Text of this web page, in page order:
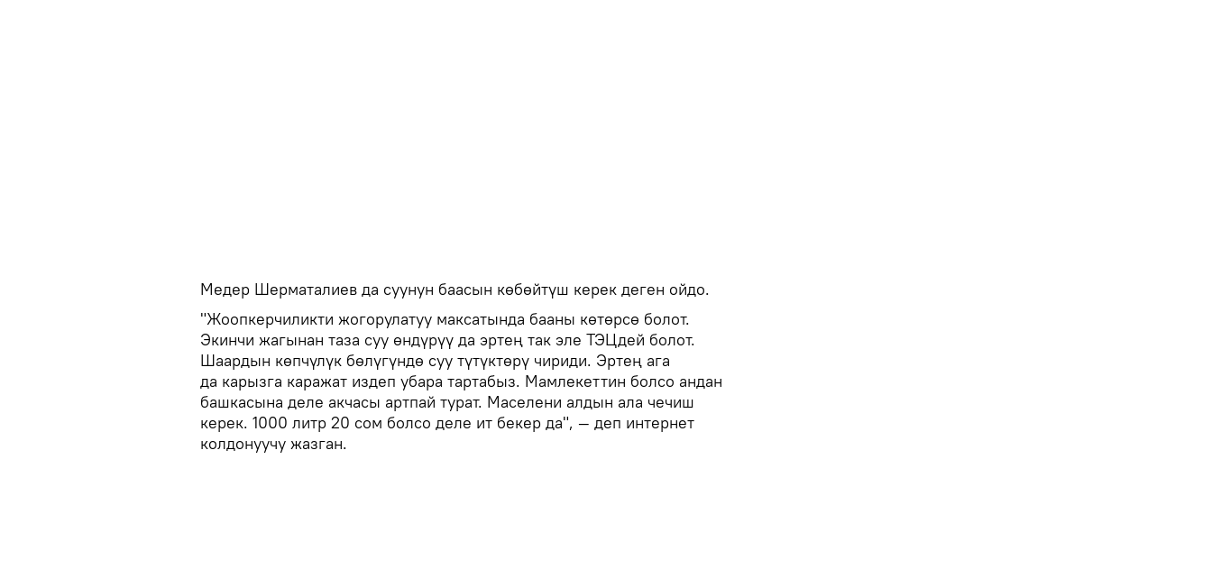
Медер Шерматалиев да суунун баасын көбөйтүш керек деген ойдо.
"Жоопкерчиликти жогорулатуу максатында бааны көтөрсө болот.
Экинчи жагынан таза суу өндүрүү да эртең так эле ТЭЦдей болот.
Шаардын көпчүлүк бөлүгүндө суу түтүктөрү чириди. Эртең ага
да карызга каражат издеп убара тартабыз. Мамлекеттин болсо андан
башкасына деле акчасы артпай турат. Маселени алдын ала чечиш
керек. 1000 литр 20 сом болсо деле ит бекер да", — деп интернет
колдонуучу жазган.